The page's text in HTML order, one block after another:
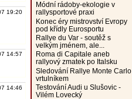
19:20
14:57
14:46
Módní rádoby-ekologie v
rallysportové praxi
Konec éry mistrovství Evropy
pod křídly Eurosportu
Rallye du Var - soutěž s
velkým jménem, ale...
Roma di Capitale aneb
rallyový zmatek po Italsku
Sledování Rallye Monte Carlo
vrtulníkem
Testování Audi u Slušovic -
Vilém Lovecký